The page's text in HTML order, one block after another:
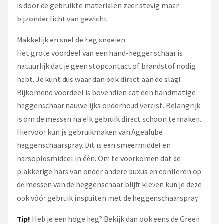
is door de gebruikte materialen zeer stevig maar
bijzonder licht van gewicht.
Makkelijk en snel de heg snoeien
Het grote voordeel van een hand-heggenschaar is
natuurlijk dat je geen stopcontact of brandstof nodig
hebt. Je kunt dus waar dan ook direct aan de slag!
Bijkomend voordeel is bovendien dat een handmatige
heggenschaar nauwelijks onderhoud vereist. Belangrijk
is om de messen na elk gebruik direct schoon te maken.
Hiervoor kun je gebruikmaken van Agealube
heggenschaarspray. Dit is een smeermiddel en
harsoplosmiddel in één. Om te voorkomen dat de
plakkerige hars van onder andere buxus en coniferen op
de messen van de heggenschaar blijft kleven kun je deze
ook vóór gebruik inspuiten met de heggenschaarspray.
Tip! Heb je een hoge heg? Bekijk dan ook eens de Green